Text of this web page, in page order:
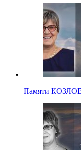
Памяти